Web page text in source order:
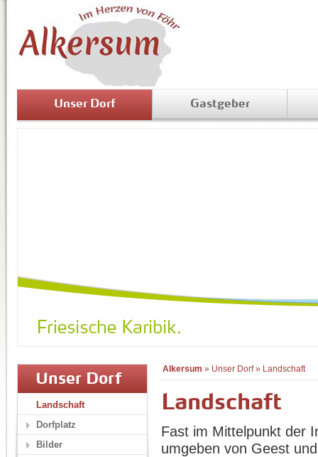
Unser Dorf Gastgeber
Alkersum » Unser Dorf» Landschaft
Landschaft
Fast im Mittelpunkt der
umgeben von Geest
Unser Dorf
Landschaft
Dorfplatz
Bilder